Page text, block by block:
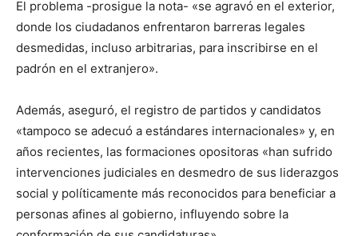
El problema -prosigue la nota- «se agravó en el exterior,
donde los ciudadanos enfrentaron barreras legales
desmedidas, incluso arbitrarias, para inscribirse en el
padrón en el extranjero».
Además, aseguró, el registro de partidos y candidatos
«tampoco se adecuó a estándares internacionales» y, en
años recientes, las formaciones opositoras «han sufrido
intervenciones judiciales en desmedro de sus liderazgos
social y políticamente más reconocidos para beneficiar a
personas afines al gobierno, influyendo sobre la